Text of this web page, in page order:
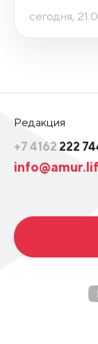
сегодня,
Редакция
+7 4162 222